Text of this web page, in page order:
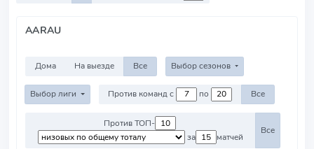
AARAU
Дома На выезде Все Выбор сезонов
Выбор лиги Против команд с по Все
Против ТОП-
за
матчей
Все